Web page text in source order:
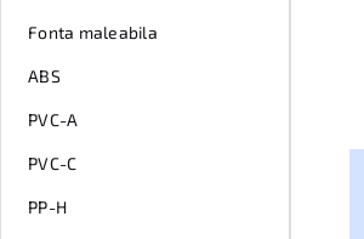
Fonta maleabila
ABS
PVC-A
PVC-C
PP-H